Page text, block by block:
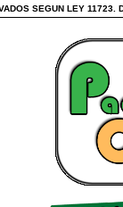
SEGUN LEY